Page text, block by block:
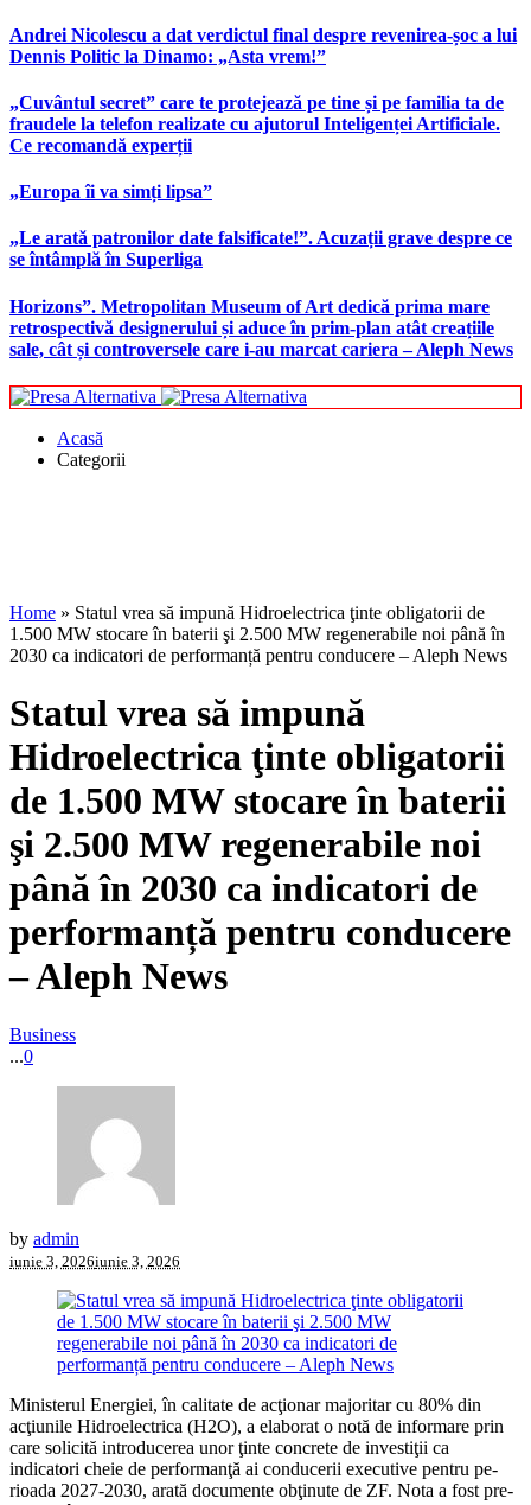
Andrei Nicolescu a dat verdictul final despre revenirea-șoc a lui
Dennis Politic la Dinamo: „Asta vrem!”
„Cuvântul secret” care te protejează pe tine și pe familia ta de
fraudele la telefon realizate cu ajutorul Inteligenței Artificiale.
Ce recomandă experții
„Europa îi va simți lipsa”
„Le arată patronilor date falsificate!”. Acuzații grave despre ce
se întâmplă în Superliga
Horizons”. Metropolitan Museum of Art dedică prima mare
retrospectivă designerului și aduce în prim-plan atât creațiile
sale, cât și controversele care i-au marcat cariera – Aleph News
Acasă
Categorii
Home » Statul vrea să impună Hidroelectrica ţinte obligatorii de
1.500 MW stocare în baterii şi 2.500 MW regenerabile noi până în
2030 ca indicatori de performanță pentru conducere – Aleph News
Statul vrea să impună
Hidroelectrica ţinte obligatorii
de 1.500 MW stocare în baterii
şi 2.500 MW regenerabile noi
până în 2030 ca indicatori de
performanță pentru conducere
– Aleph News
Business
...0
by admin
iunie 3, 2026iunie 3, 2026
Ministerul Energiei, în calitate de acţio­nar majoritar cu 80% din
acţiunile Hidroelectrica (H2O), a elaborat o notă de infor­mare prin
care solicită intro­ducerea unor ţinte concrete de investiţii ca
indicatori cheie de performanţă ai conducerii executive pentru pe­
rioada 2027-2030, arată documente obţinute de ZF. Nota a fost pre­